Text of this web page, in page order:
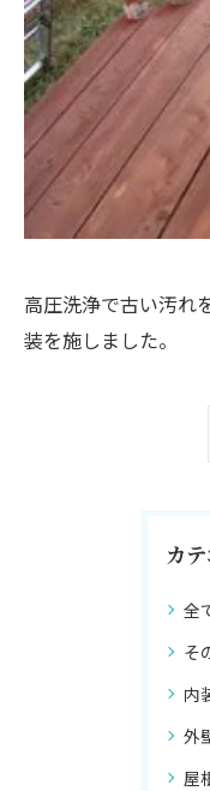
高圧洗浄で古い汚れ
装を施しました。
カ
全
そ
内
外
屋